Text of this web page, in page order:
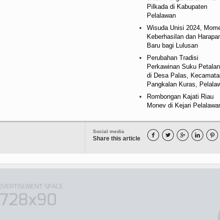
Pilkada di Kabupaten
Pelalawan
Wisuda Unisi 2024,
Keberhasilan dan
Baru bagi Lulusan
Perubahan Tradisi
Perkawinan Suku
di Desa Palas,
Pangkalan Kuras,
Rombongan Kajati Riau
Monev di Kejari
Social media
Share this article     